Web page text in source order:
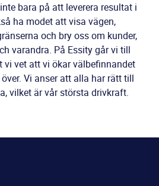
bara på att leverera resultat i
ha modet att visa vägen,
och bry oss om kunder,
varandra. På Essity går vi till
vi vet att vi ökar välbefinnandet
Vi anser att alla har rätt till
vilket är vår största drivkraft.